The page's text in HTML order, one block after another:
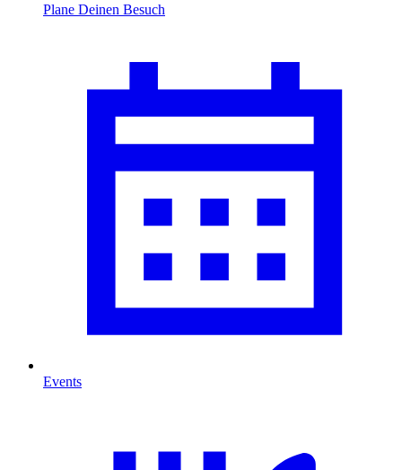
Plane Deinen Besuch
Events